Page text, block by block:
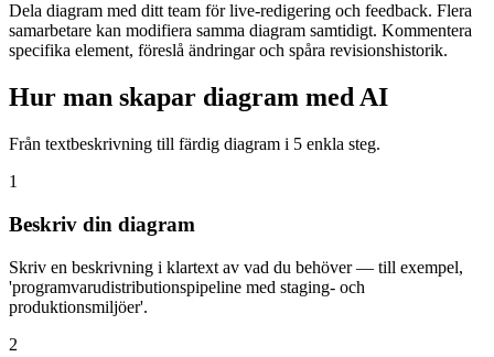
Dela diagram med ditt team för live-redigering och feedback. Flera
samarbetare kan modifiera samma diagram samtidigt. Kommentera
specifika element, föreslå ändringar och spåra revisionshistorik.
Hur man skapar diagram med AI
Från textbeskrivning till färdig diagram i 5 enkla steg.
1
Beskriv din diagram
Skriv en beskrivning i klartext av vad du behöver — till exempel,
'programvarudistributionspipeline med staging- och
produktionsmiljöer'.
2